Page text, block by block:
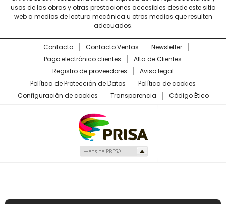
usos de las obras y otras prestaciones accesibles desde este sitio
web a medios de lectura mecánica u otros medios que resulten
adecuados.
Contacto Contacto Ventas
Newsletter
Pago electrónico clientes
Alta de Clientes
Registro de proveedores
Aviso legal
Política de Protección de Datos
Política de cookies
Configuración de cookies
Transparencia Código Ético